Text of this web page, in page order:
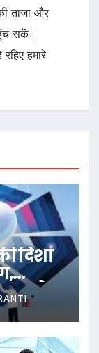
ताजा और
सकें।
हमारे
दिशा
को